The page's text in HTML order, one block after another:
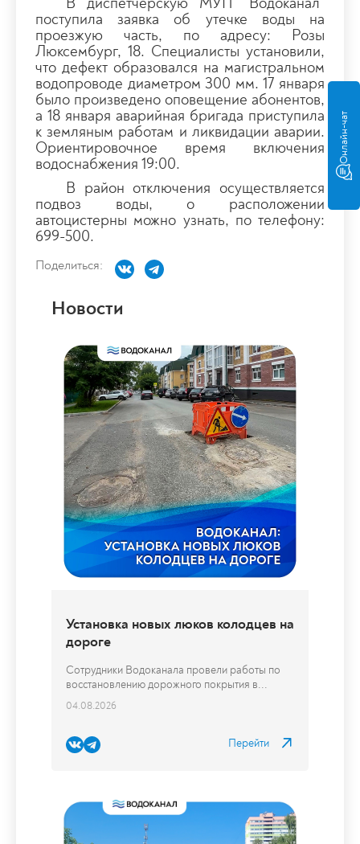
Онлайн-чат
поступила заявка об утечке воды на
проезжую часть, по адресу: Розы
Люксембург, 18. Специалисты установили,
что дефект образовался на магистральном
водопроводе диаметром 300 мм. 17 января
было произведено оповещение абонентов,
а 18 января аварийная бригада приступила
к земляным работам и ликвидации аварии.
Ориентировочное время включения
водоснабжения 19:00.
В район отключения осуществляется
подвоз воды, о расположении
автоцистерны можно узнать, по телефону:
699-500.
Поделиться:
Новости